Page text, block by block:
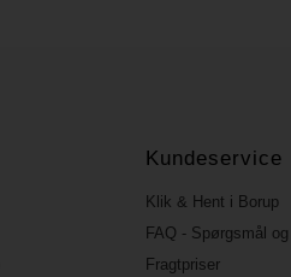
Kundeservice
Klik & Hent i Borup
FAQ - Spørgsmål
Fragtpriser